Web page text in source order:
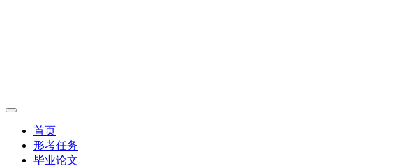
首页
形考任务
毕业论文